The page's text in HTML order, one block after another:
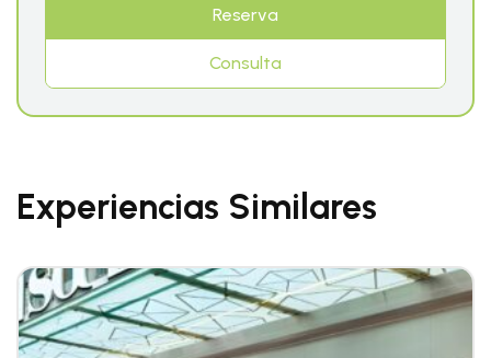
Reserva
Consulta
Experiencias Similares